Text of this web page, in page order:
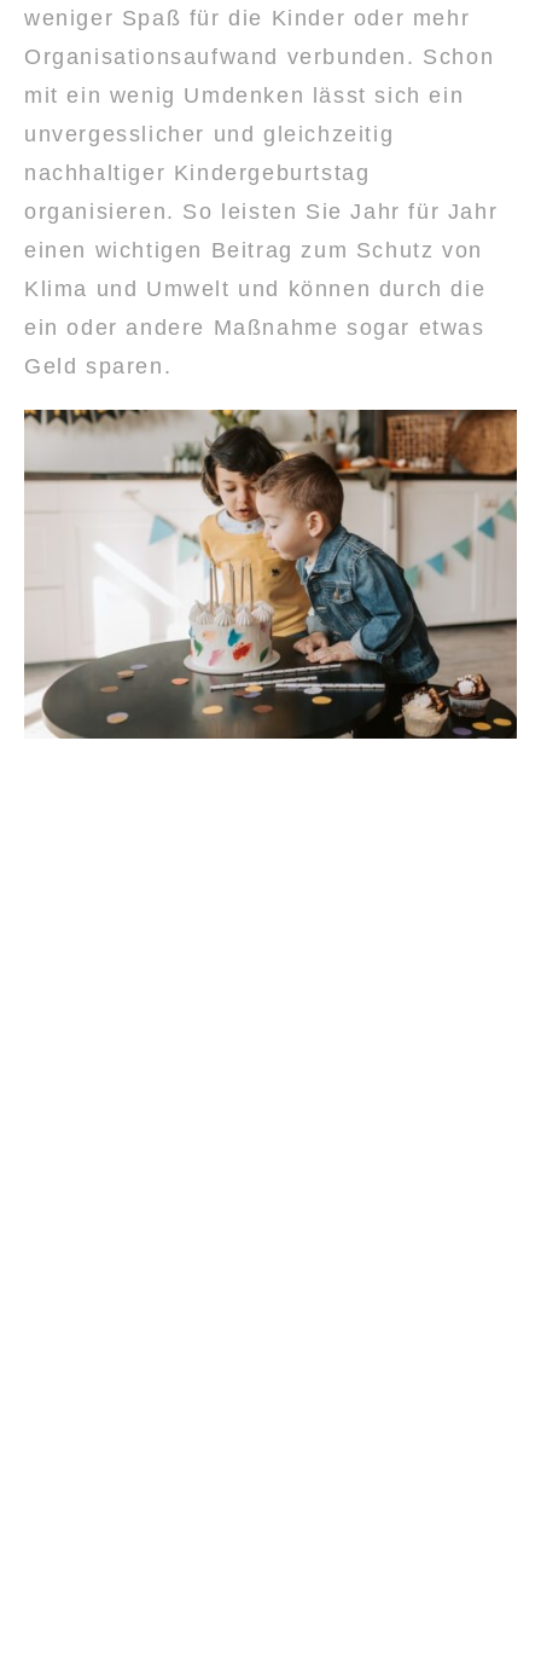
weniger Spaß für die Kinder oder mehr
Organisationsaufwand verbunden. Schon
mit ein wenig Umdenken lässt sich ein
unvergesslicher und gleichzeitig
nachhaltiger Kindergeburtstag
organisieren. So leisten Sie Jahr für Jahr
einen wichtigen Beitrag zum Schutz von
Klima und Umwelt und können durch die
ein oder andere Maßnahme sogar etwas
Geld sparen.